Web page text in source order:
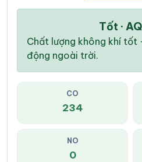
Tốt ·
Chất lượng không khí
động ngoài trời.
CO
234
NO
0